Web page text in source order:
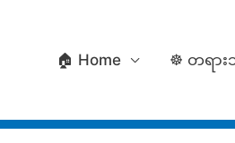
🏠 Home ☸️ တရား